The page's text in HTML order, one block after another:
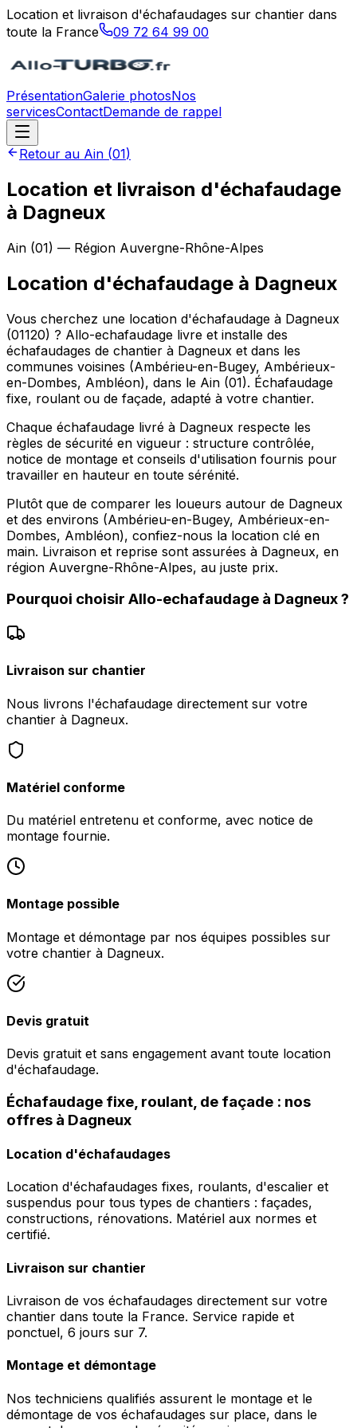
Location et livraison d'échafaudages sur chantier dans
toute la France
09 72 64 99 00
PrésentationGalerie photosNos
servicesContactDemande de rappel
Retour au Ain (01)
Location et livraison d'échafaudage
à Dagneux
Ain (01) — Région Auvergne-Rhône-Alpes
Location d'échafaudage à Dagneux
Vous cherchez une location d'échafaudage à Dagneux
(01120) ? Allo-echafaudage livre et installe des
échafaudages de chantier à Dagneux et dans les
communes voisines (Ambérieu-en-Bugey, Ambérieux-
en-Dombes, Ambléon), dans le Ain (01). Échafaudage
fixe, roulant ou de façade, adapté à votre chantier.
Chaque échafaudage livré à Dagneux respecte les
règles de sécurité en vigueur : structure contrôlée,
notice de montage et conseils d'utilisation fournis pour
travailler en hauteur en toute sérénité.
Plutôt que de comparer les loueurs autour de Dagneux
et des environs (Ambérieu-en-Bugey, Ambérieux-en-
Dombes, Ambléon), confiez-nous la location clé en
main. Livraison et reprise sont assurées à Dagneux, en
région Auvergne-Rhône-Alpes, au juste prix.
Pourquoi choisir Allo-echafaudage à Dagneux?
Livraison sur chantier
Nous livrons l'échafaudage directement sur votre
chantier à Dagneux.
Matériel conforme
Du matériel entretenu et conforme, avec notice de
montage fournie.
Montage possible
Montage et démontage par nos équipes possibles sur
votre chantier à Dagneux.
Devis gratuit
Devis gratuit et sans engagement avant toute location
d'échafaudage.
Échafaudage fixe, roulant, de façade : nos
offres à Dagneux
Location d'échafaudages
Location d'échafaudages fixes, roulants, d'escalier et
suspendus pour tous types de chantiers : façades,
constructions, rénovations. Matériel aux normes et
certifié.
Livraison sur chantier
Livraison de vos échafaudages directement sur votre
chantier dans toute la France. Service rapide et
ponctuel, 6 jours sur 7.
Montage et démontage
Nos techniciens qualifiés assurent le montage et le
démontage de vos échafaudages sur place, dans le